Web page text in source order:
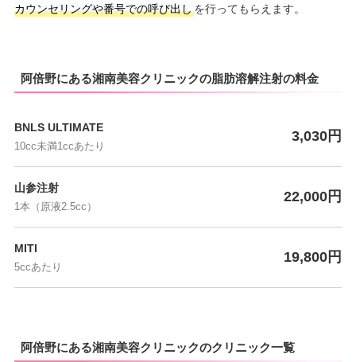
カウンセリングや番号での呼び出しを行ってもらえます。
阿倍野にある湘南美容クリニックの脂肪溶解注射の料金
BNLS ULTIMATE
10cc未満1ccあたり
3,030円
山参注射
1本（原液2.5cc）
22,000円
MITI
5ccあたり
19,800円
阿倍野にある湘南美容クリニックのクリニック一覧